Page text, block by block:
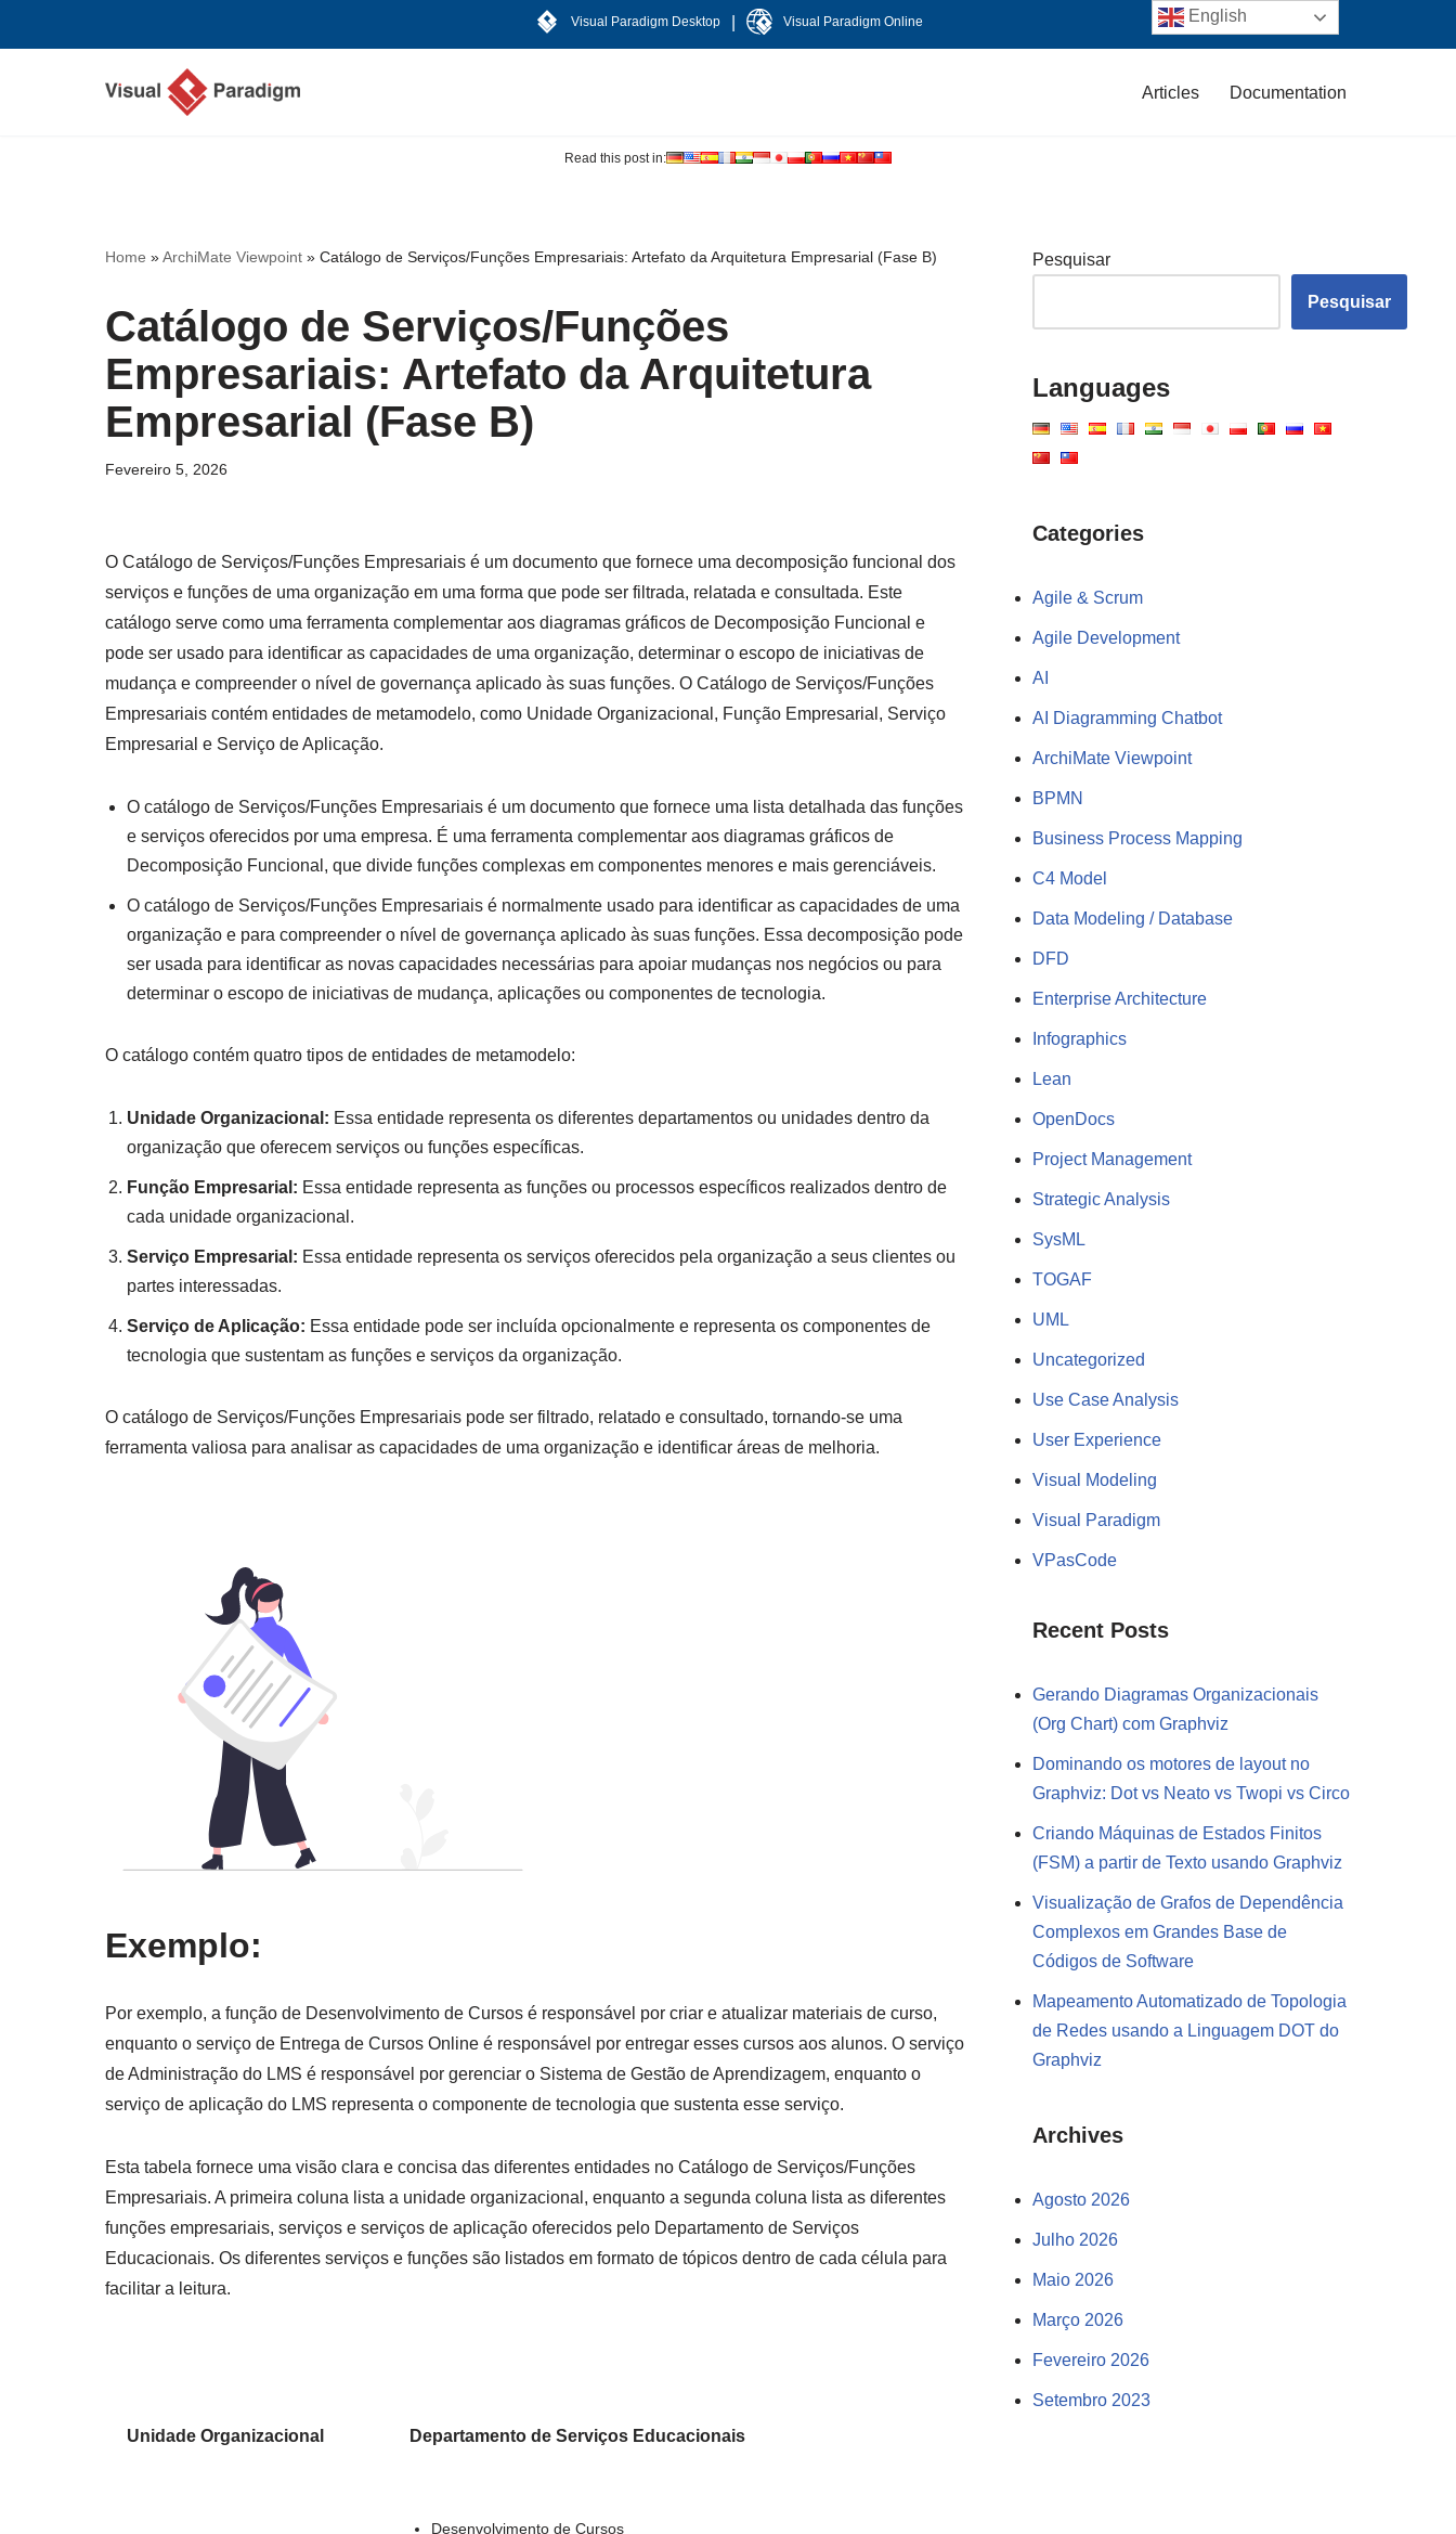
Visual Paradigm Desktop Visual Paradigm Online
Articles Documentation
Read this post in:
Home »ArchiMate Viewpoint » Catálogo de Serviços/Funções Empresariais: Artefato da Arquitetura Empresarial (Fase B)
Catálogo de Serviços/Funções
Empresariais: Artefato da Arquitetura
Empresarial (Fase B)
Fevereiro 5, 2026
O Catálogo de Serviços/Funções Empresariais é um documento que fornece uma decomposição funcional dos
serviços e funções de uma organização em uma forma que pode ser filtrada, relatada e consultada. Este
catálogo serve como uma ferramenta complementar aos diagramas gráficos de Decomposição Funcional e
pode ser usado para identificar as capacidades de uma organização, determinar o escopo de iniciativas de
mudança e compreender o nível de governança aplicado às suas funções. O Catálogo de Serviços/Funções
Empresariais contém entidades de metamodelo, como Unidade Organizacional, Função Empresarial, Serviço
Empresarial e Serviço de Aplicação.
O catálogo de Serviços/Funções Empresariais é um documento que fornece uma lista detalhada das funções
e serviços oferecidos por uma empresa. É uma ferramenta complementar aos diagramas gráficos de
Decomposição Funcional, que divide funções complexas em componentes menores e mais gerenciáveis.
O catálogo de Serviços/Funções Empresariais é normalmente usado para identificar as capacidades de uma
organização e para compreender o nível de governança aplicado às suas funções. Essa decomposição pode
ser usada para identificar as novas capacidades necessárias para apoiar mudanças nos negócios ou para
determinar o escopo de iniciativas de mudança, aplicações ou componentes de tecnologia.
O catálogo contém quatro tipos de entidades de metamodelo:
Unidade Organizacional: Essa entidade representa os diferentes departamentos ou unidades dentro da
organização que oferecem serviços ou funções específicas.
Função Empresarial: Essa entidade representa as funções ou processos específicos realizados dentro de
cada unidade organizacional.
Serviço Empresarial: Essa entidade representa os serviços oferecidos pela organização a seus clientes ou
partes interessadas.
Serviço de Aplicação: Essa entidade pode ser incluída opcionalmente e representa os componentes de
tecnologia que sustentam as funções e serviços da organização.
O catálogo de Serviços/Funções Empresariais pode ser filtrado, relatado e consultado, tornando-se uma
ferramenta valiosa para analisar as capacidades de uma organização e identificar áreas de melhoria.
Exemplo:
Por exemplo, a função de Desenvolvimento de Cursos é responsável por criar e atualizar materiais de curso,
enquanto o serviço de Entrega de Cursos Online é responsável por entregar esses cursos aos alunos. O serviço
de Administração do LMS é responsável por gerenciar o Sistema de Gestão de Aprendizagem, enquanto o
serviço de aplicação do LMS representa o componente de tecnologia que sustenta esse serviço.
Esta tabela fornece uma visão clara e concisa das diferentes entidades no Catálogo de Serviços/Funções
Empresariais. A primeira coluna lista a unidade organizacional, enquanto a segunda coluna lista as diferentes
funções empresariais, serviços e serviços de aplicação oferecidos pelo Departamento de Serviços
Educacionais. Os diferentes serviços e funções são listados em formato de tópicos dentro de cada célula para
facilitar a leitura.
Unidade Organizacional Departamento de Serviços Educacionais
Desenvolvimento de Cursos
Pesquisar
Pesquisar
Languages
Categories
Agile & Scrum
Agile Development
AI
AI Diagramming Chatbot
ArchiMate Viewpoint
BPMN
Business Process Mapping
C4 Model
Data Modeling / Database
DFD
Enterprise Architecture
Infographics
Lean
OpenDocs
Project Management
Strategic Analysis
SysML
TOGAF
UML
Uncategorized
Use Case Analysis
User Experience
Visual Modeling
Visual Paradigm
VPasCode
Recent Posts
Gerando Diagramas Organizacionais
(Org Chart) com Graphviz
Dominando os motores de layout no
Graphviz: Dot vs Neato vs Twopi vs Circo
Criando Máquinas de Estados Finitos
(FSM) a partir de Texto usando Graphviz
Visualização de Grafos de Dependência
Complexos em Grandes Base de
Códigos de Software
Mapeamento Automatizado de Topologia
de Redes usando a Linguagem DOT do
Graphviz
Archives
Agosto 2026
Julho 2026
Maio 2026
Março 2026
Fevereiro 2026
Setembro 2023
English